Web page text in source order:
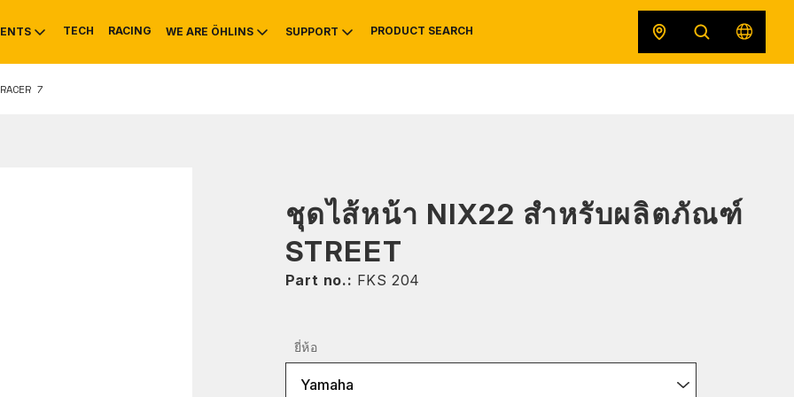
MOUNTAIN BIKE
TECH RACING WE ARE ÖHLINS
ORIGINAL EQUIPMENT
SUPPORT
SERVICE INFO & RECALLS SAFETY DATA SHEETS
PRODUCT SEARCH
7
ชุดไส้หน้า NIX22 สำหรับผลิตภัณฑ์
STREET
Part no.: FKS 204
ยี่ห้อ
Yamaha